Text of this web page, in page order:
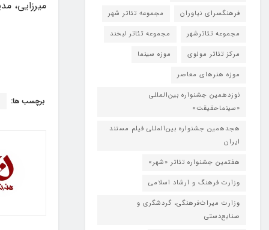
‌میرزایی،
برچسب ها:
فرهنگسرای نیاوران
مجموعه تئاتر شهر
مجموعه تئاترشهر
مجموعه تئاتر لبخند
مرکز تئاتر مولوی
موزه سینما
موزه هنرهای معاصر
نوزدهمین جشنواره بین‌المللی
«سینماحقیقت»
هجدهمین جشنواره بین‌المللی فیلم مستند
ایران
هفتمین جشنواره تئاتر «شهر»
وزارت فرهنگ و ارشاد اسلامی
وزارت میراث‌فرهنگی، گردشگری و
صنایع‌دستی